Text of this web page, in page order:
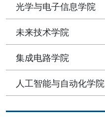
光学与电子信息学院
未来技术学院
集成电路学院
人工智能与自动化学院